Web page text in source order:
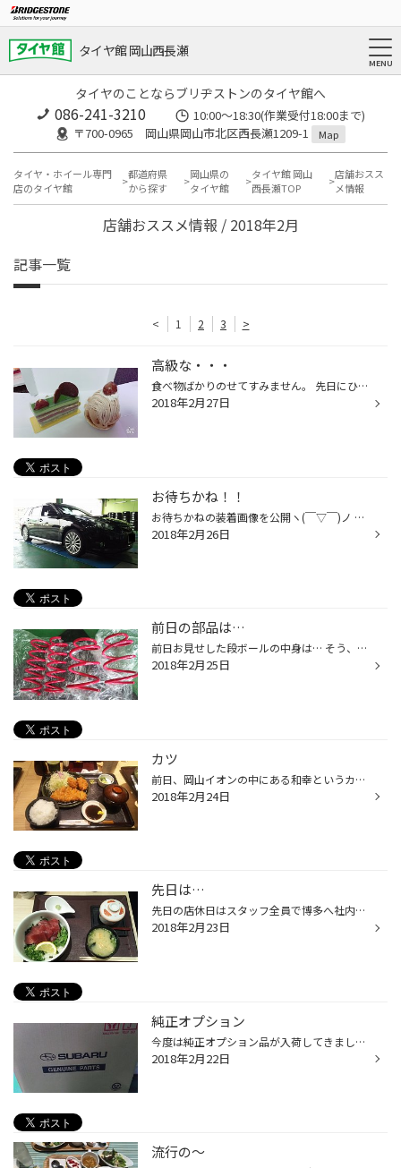
タイヤ館 岡山西長瀬
タイヤのことならブリヂストンのタイヤ館へ
086-241-3210
10:00〜18:30(作業受付18:00まで)
〒700-0965 岡山県岡山市北区西長瀬1209-1
Map
タイヤ・ホイール専門
店のタイヤ館
都道府県
から探す
岡山県の
タイヤ館
タイヤ館 岡山
西長瀬TOP
店舗おスス
メ情報
店舗おススメ情報 / 2018年2月
記事一覧
< 1 2 3 >
高級な・・・
食べ物ばかりのせてすみません。 先日にひーさしぶりに、岡山の天満屋でショッピングしてきました☆ 何か物を買おうとしましたが、イマイチほしいものがなく地下で美味しそうなご飯をたくさん買ってやりました（笑） そんな中、このケーキ！なかなか私からするとええお値段だったケーキでしたのです...
2018年2月27日
お待ちかね！！
お待ちかねの装着画像を公開ヽ(￣▽￣)ノ 交換内容はSTIスプリング、ウェッズスポーツＳＡ１５Ｒ、カラーナットです(^-^)v before after ホイール STIスプリング どうですか～( ・∇・) スポーティー感が増しましたね(*´ω｀*) そして、ホイールにブルーのアクセントが良いですよね～(^-^)v もちろんア...
2018年2月26日
前日の部品は…
前日お見せした段ボールの中身は… そう、STIのバネでしたヽ(￣▽￣)ノ 店長や工場長に手伝ってもらいながら作業しました(^_^)v 車にセットした画像はまた後日アップしますのでお楽しみに✌️ そして、最近のタイヤ館岡山西長瀬店ではホイール交換が好評です！！ 実はアルミホイールって意外とお手軽な...
2018年2月25日
カツ
前日、岡山イオンの中にある和幸というカツ屋さんへ行ってきましたヽ(￣▽￣)ノ いや～美味しかったです(*´-`) ただ、油ものを食べた次の日に若干胃もたれをするようになったのはアレでしょうか… ね… いや、信じたくないので言わないでおきましょう… … …… ……… 年齢のせいとか言わないでー！！！ (笑)
2018年2月24日
先日は…
先日の店休日はスタッフ全員で博多へ社内研修へ行ってきましたヽ(￣▽￣)ノ お昼ご飯はみんなで海鮮丼をいただきました(^-^)v 最後はお茶漬けでいただき、かなり満足でしたよ～( ・∇・) 今月も残りわずか、頑張っていきましょう！！
2018年2月23日
純正オプション
今度は純正オプション品が入荷してきましたよ～(*´ω｀*) さてさて、どうなるかはお楽しみに(笑)
2018年2月22日
流行の～